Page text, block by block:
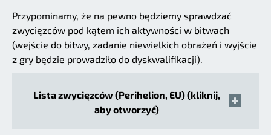
Przypominamy, że na pewno będziemy sprawdzać
zwycięzców pod kątem ich aktywności w bitwach
(wejście do bitwy, zadanie niewielkich obrażeń i wyjście
z gry będzie prowadziło do dyskwalifikacji).
Lista zwycięzców (Perihelion, EU) (kliknij,
aby otworzyć)